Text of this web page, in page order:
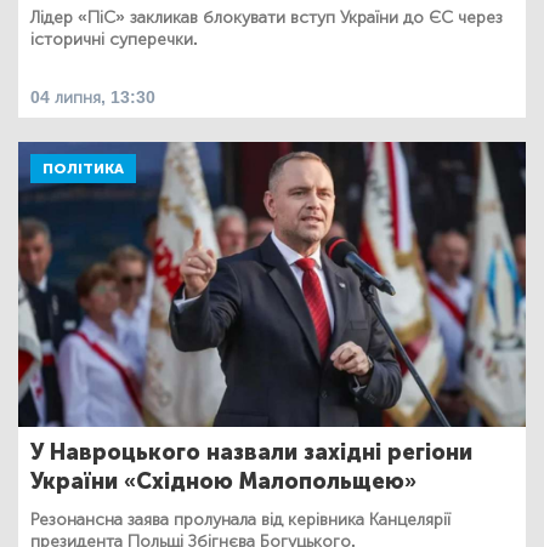
Лідер «ПіС» закликав блокувати вступ України до ЄС через
історичні суперечки.
04 липня, 13:30
ПОЛІТИКА
У Навроцького назвали західні регіони
України «Східною Малопольщею»
Резонансна заява пролунала від керівника Канцелярії
президента Польщі Збігнєва Богуцького.